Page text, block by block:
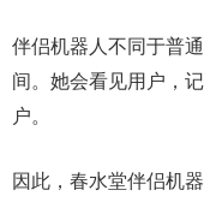
伴侣机器人不同于普
间。她会看见用户，
户。
因此，春水堂伴侣机